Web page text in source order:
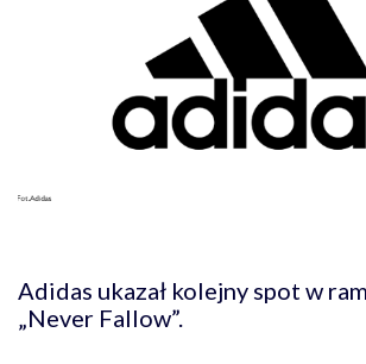
Adidas ukazał kolejny spot w
„Never Fallow”.